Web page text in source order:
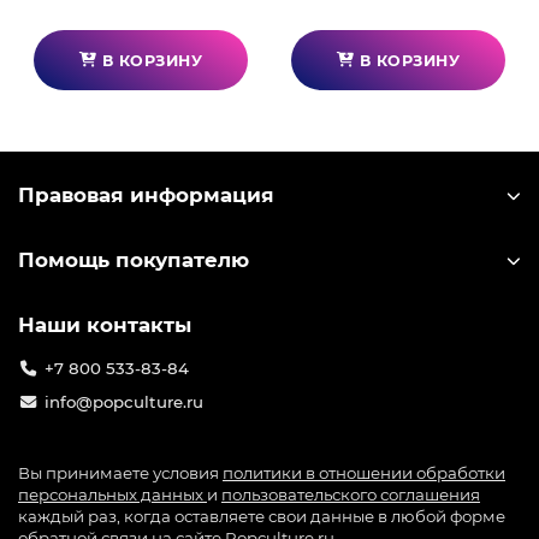
поединка проигравшего участника убивают, а
победитель проходит в следующий тур.
В КОРЗИНУ В КОРЗИНУ
Правовая информация
Помощь покупателю
Наши контакты
+7 800 533-83-84
info@popculture.ru
Вы принимаете условия политики в отношении обработки
персональных данных и пользовательского соглашения
каждый раз, когда оставляете свои данные в любой форме